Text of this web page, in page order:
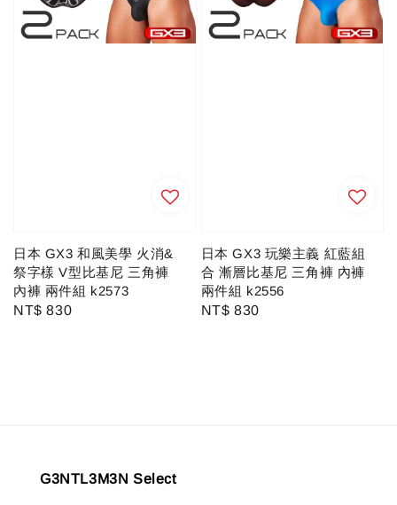
日本 GX3 和風美學 火消&
祭字樣 V型比基尼 三角褲
內褲 兩件組 k2573
Regular
NT$ 830
日本 GX3 玩樂主義 紅藍組
合 漸層比基尼 三角褲 內褲
兩件組 k2556
Regular
NT$ 830
G3NTL3M3N Select